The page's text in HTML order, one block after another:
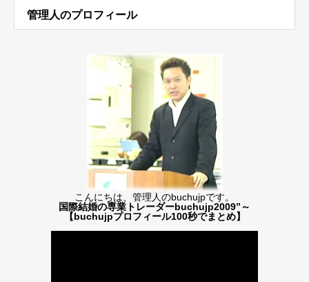
管理人のプロフィール
こんにちは、管理人のbuchujpです。
国際結婚の専業トレーダーbuchujp2009”～
【buchujpプロフィール100秒でまとめ】